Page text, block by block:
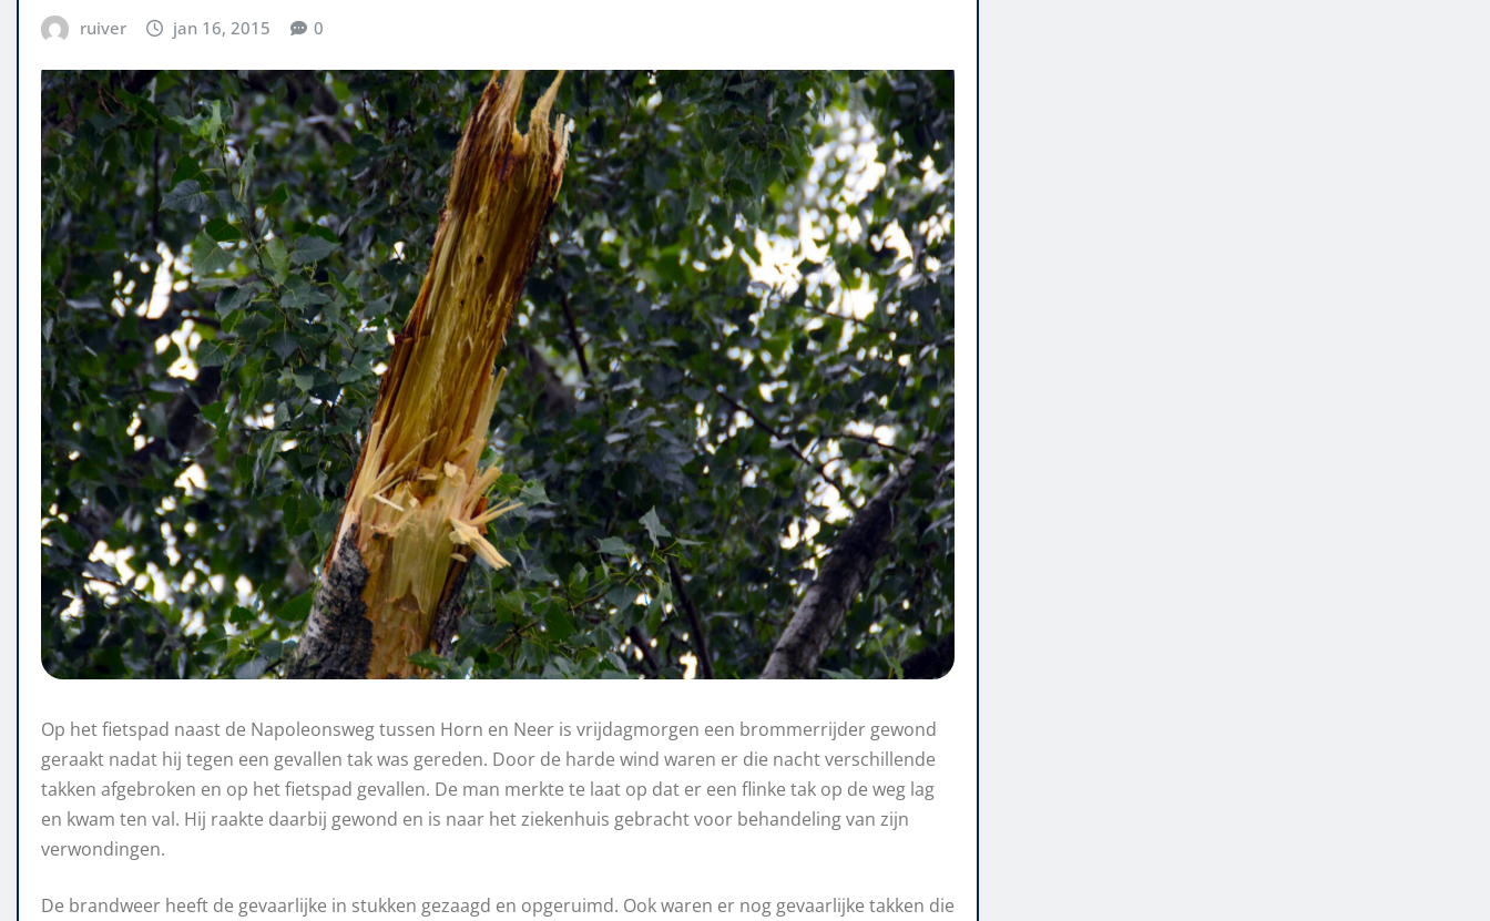
ruiver jan 16, 2015 0
Op het fietspad naast de Napoleonsweg tussen Horn en Neer is vrijdagmorgen een brommerrijder gewond
geraakt nadat hij tegen een gevallen tak was gereden. Door de harde wind waren er die nacht verschillende
takken afgebroken en op het fietspad gevallen. De man merkte te laat op dat er een flinke tak op de weg lag
en kwam ten val. Hij raakte daarbij gewond en is naar het ziekenhuis gebracht voor behandeling van zijn
verwondingen.
De brandweer heeft de gevaarlijke in stukken gezaagd en opgeruimd. Ook waren er nog gevaarlijke takken die